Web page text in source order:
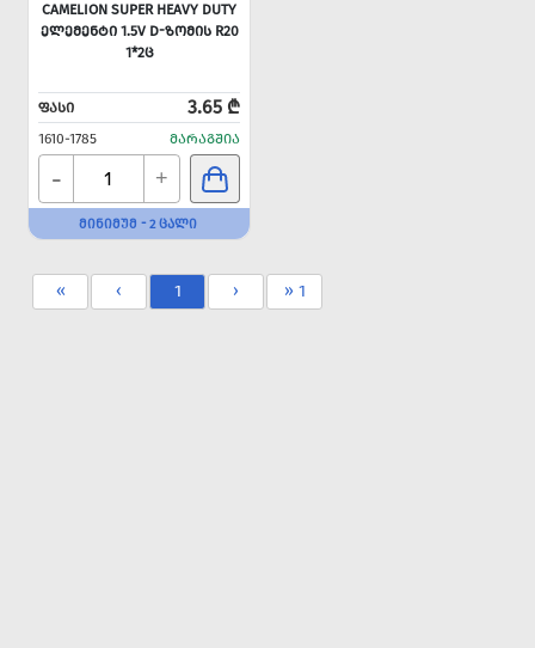
CAMELION SUPER HEAVY DUTY
ᲔᲚᲔᲛᲔᲜᲢᲘ 1.5V D-ᲖᲝᲛᲘᲡ R20
1*2Ც
ᲤᲐᲡᲘ 3.65 ₾
1610-1785 ᲛᲐᲠᲐᲒᲨᲘᲐ
- +
ᲛᲘᲜᲘᲛᲣᲛ - 2 ᲪᲐᲚᲘ
« ‹ 1 › » 1